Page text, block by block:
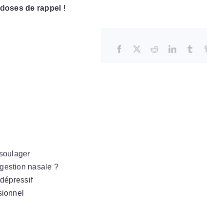
de rappel !
nasale ?